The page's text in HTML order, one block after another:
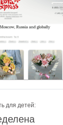
для детей: